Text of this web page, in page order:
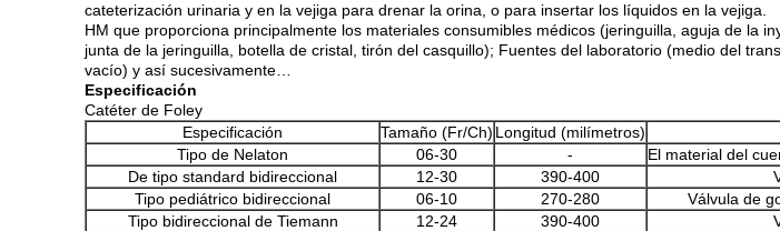
cateterización urinaria y en la vejiga para drenar la orina, o para insertar los líquidos en la vejiga.
HM que proporciona principalmente los materiales consumibles médicos (jeringuilla, aguja de la
junta de la jeringuilla, botella de cristal, tirón del casquillo); Fuentes del laboratorio (medio del
vacío) y así sucesivamente…
Especificación
Catéter de Foley
Especificación
Tamaño (Fr/Ch) Longitud (milímetros)
Tipo de Nelaton
06-30 -
El material del
De tipo standard bidireccional
12-30 390-400
Tipo pediátrico bidireccional
06-10 270-280
Válvula de
Tipo bidireccional de Tiemann
12-24 390-400